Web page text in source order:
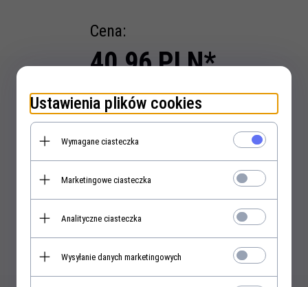
Cena:
40,96PLN*
* z podatkiem 23% VAT
szt.
KUP TERAZ!
Ustawienia plików cookies
Wymagane ciasteczka
Marketingowe ciasteczka
Analityczne ciasteczka
Wysyłanie danych marketingowych